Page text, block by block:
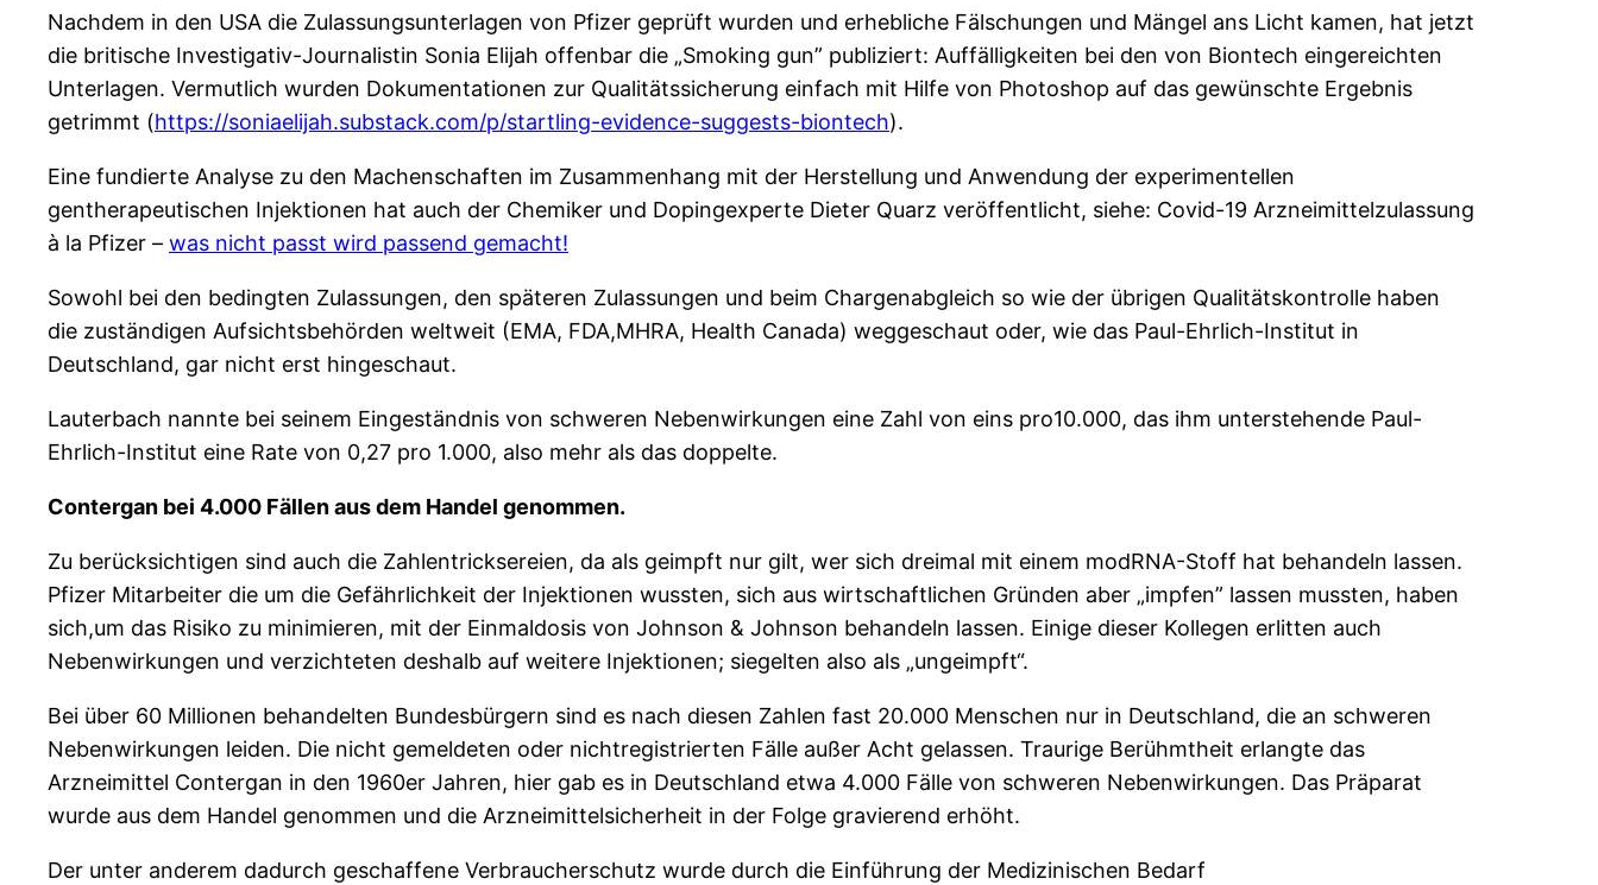
Nachdem in den USA die Zulassungsunterlagen von Pfizer geprüft wurden und erhebliche Fälschungen und Mängel ans Licht kamen, hat jetzt
die britische Investigativ-Journalistin Sonia Elijah offenbar die „Smoking gun” publiziert: Auffälligkeiten bei den von Biontech eingereichten
Unterlagen. Vermutlich wurden Dokumentationen zur Qualitätssicherung einfach mit Hilfe von Photoshop auf das gewünschte Ergebnis
getrimmt (https://soniaelijah.substack.com/p/startling-evidence-suggests-biontech).
Eine fundierte Analyse zu den Machenschaften im Zusammenhang mit der Herstellung und Anwendung der experimentellen
gentherapeutischen Injektionen hat auch der Chemiker und Dopingexperte Dieter Quarz veröffentlicht, siehe: Covid-19 Arzneimittelzulassung
à la Pfizer – was nicht passt wird passend gemacht!
Sowohl bei den bedingten Zulassungen, den späteren Zulassungen und beim Chargenabgleich so wie der übrigen Qualitätskontrolle haben
die zuständigen Aufsichtsbehörden weltweit (EMA, FDA,MHRA, Health Canada) weggeschaut oder, wie das Paul-Ehrlich-Institut in
Deutschland, gar nicht erst hingeschaut.
Lauterbach nannte bei seinem Eingeständnis von schweren Nebenwirkungen eine Zahl von eins pro10.000, das ihm unterstehende Paul-
Ehrlich-Institut eine Rate von 0,27 pro 1.000, also mehr als das doppelte.
Contergan bei 4.000 Fällen aus dem Handel genommen.
Zu berücksichtigen sind auch die Zahlentricksereien, da als geimpft nur gilt, wer sich dreimal mit einem modRNA-Stoff hat behandeln lassen.
Pfizer Mitarbeiter die um die Gefährlichkeit der Injektionen wussten, sich aus wirtschaftlichen Gründen aber „impfen” lassen mussten, haben
sich,um das Risiko zu minimieren, mit der Einmaldosis von Johnson & Johnson behandeln lassen. Einige dieser Kollegen erlitten auch
Nebenwirkungen und verzichteten deshalb auf weitere Injektionen; siegelten also als „ungeimpft“.
Bei über 60 Millionen behandelten Bundesbürgern sind es nach diesen Zahlen fast 20.000 Menschen nur in Deutschland, die an schweren
Nebenwirkungen leiden. Die nicht gemeldeten oder nichtregistrierten Fälle außer Acht gelassen. Traurige Berühmtheit erlangte das
Arzneimittel Contergan in den 1960er Jahren, hier gab es in Deutschland etwa 4.000 Fälle von schweren Nebenwirkungen. Das Präparat
wurde aus dem Handel genommen und die Arzneimittelsicherheit in der Folge gravierend erhöht.
Der unter anderem dadurch geschaffene Verbraucherschutz wurde durch die Einführung der Medizinischen Bedarf